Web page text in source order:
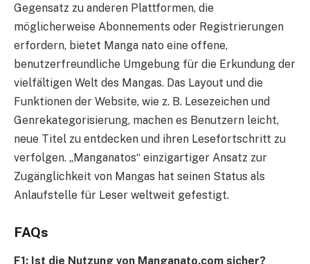
Gegensatz zu anderen Plattformen, die
möglicherweise Abonnements oder Registrierungen
erfordern, bietet Manga nato eine offene,
benutzerfreundliche Umgebung für die Erkundung der
vielfältigen Welt des Mangas. Das Layout und die
Funktionen der Website, wie z. B. Lesezeichen und
Genrekategorisierung, machen es Benutzern leicht,
neue Titel zu entdecken und ihren Lesefortschritt zu
verfolgen. „Manganatos“ einzigartiger Ansatz zur
Zugänglichkeit von Mangas hat seinen Status als
Anlaufstelle für Leser weltweit gefestigt.
FAQs
F1: Ist die Nutzung von Manganato.com sicher?